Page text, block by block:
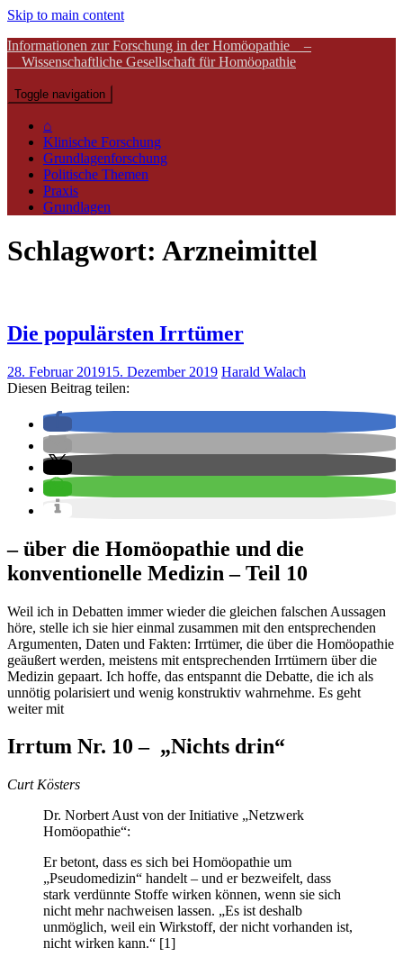
Skip to main content
Informationen zur Forschung in der Homöopathie –
Wissenschaftliche Gesellschaft für Homöopathie
Toggle navigation
⌂
Klinische Forschung
Grundlagenforschung
Politische Themen
Praxis
Grundlagen
Schlagwort: Arzneimittel
Die populärsten Irrtümer
28. Februar 201915. Dezember 2019 Harald Walach
Diesen Beitrag teilen:
– über die Homöopathie und die
konventionelle Medizin – Teil 10
Weil ich in Debatten immer wieder die gleichen falschen Aussagen
höre, stelle ich sie hier einmal zusammen mit den entsprechenden
Argumenten, Daten und Fakten: Irrtümer, die über die Homöopathie
geäußert werden, meistens mit entsprechenden Irrtümern über die
Medizin gepaart. Ich hoffe, das entspannt die Debatte, die ich als
unnötig polarisiert und wenig konstruktiv wahrnehme. Es geht
weiter mit
Irrtum Nr. 10 – „Nichts drin“
Curt Kösters
Dr. Norbert Aust von der Initiative „Netzwerk
Homöopathie“:
Er betont, dass es sich bei Homöopathie um
„Pseudomedizin“ handelt – und er bezweifelt, dass
stark verdünnte Stoffe wirken können, wenn sie sich
nicht mehr nachweisen lassen. „Es ist deshalb
unmöglich, weil ein Wirkstoff, der nicht vorhanden ist,
nicht wirken kann.“ [1]